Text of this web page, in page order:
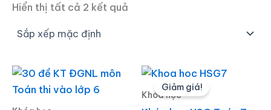
Hiển thị tất cả 2 kết quả
Giảm giá!
Khóa học
Giá
gốc
là: